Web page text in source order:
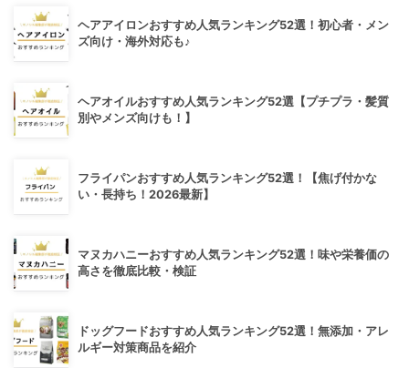
ヘアアイロンおすすめ人気ランキング52選！初心者・メン
ズ向け・海外対応も♪
ヘアオイルおすすめ人気ランキング52選【プチプラ・髪質
別やメンズ向けも！】
フライパンおすすめ人気ランキング52選！【焦げ付かな
い・長持ち！2026最新】
マヌカハニーおすすめ人気ランキング52選！味や栄養価の
高さを徹底比較・検証
ドッグフードおすすめ人気ランキング52選！無添加・アレ
ルギー対策商品を紹介